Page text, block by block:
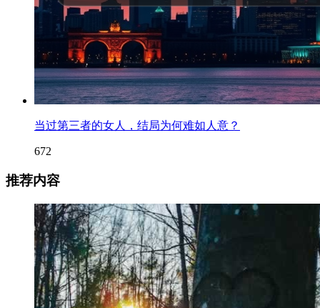
当过第三者的女人，结局为何难如人意？
672
推荐内容